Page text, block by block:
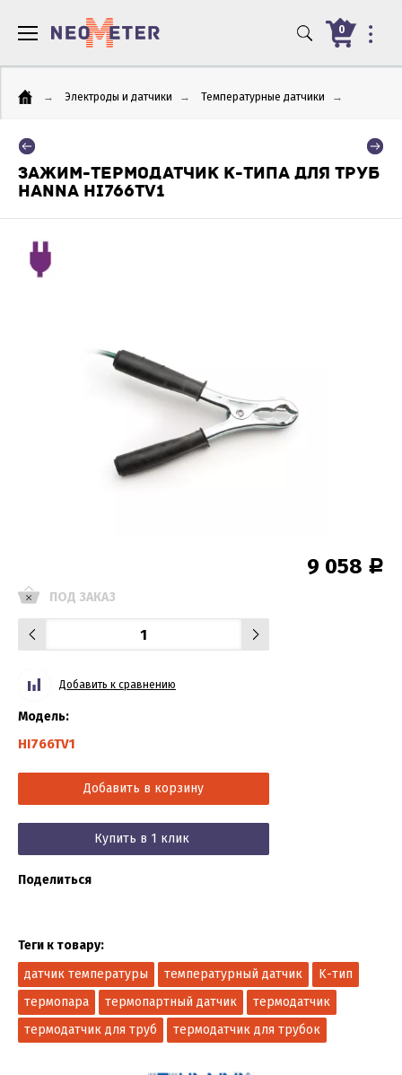
0
→ Электроды и датчики → Температурные датчики →
ЗАЖИМ-ТЕРМОДАТЧИК K-ТИПА ДЛЯ ТРУБ
HANNA HI766TV1
9 058 Р
ПОД ЗАКАЗ
Добавить к сравнению
Модель:
HI766TV1
Добавить в корзину
Купить в 1 клик
Поделиться
Теги к товару:
датчик температуры
температурный датчик
K-тип
термопара
термопартный датчик
термодатчик
термодатчик для труб
термодатчик для трубок